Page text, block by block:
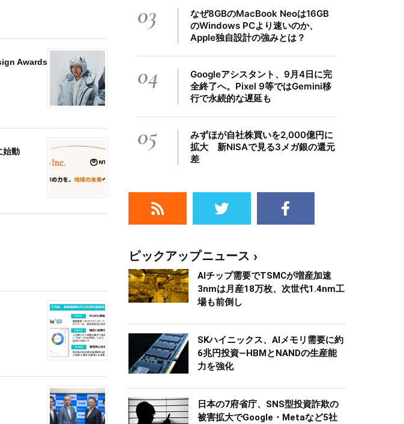
Awards
始動
03
なぜ8GBのMacBook Neoは16GB
のWindows PCより速いのか、
Apple独自設計の強みとは？
04
Googleアシスタント、9月4日に完
全終了へ。Pixel 9等ではGemini移
行で永続的な遅延も
05
みずほが自社株買いを2,000億円に
拡大 新NISAで見る3メガ銀の還元
差
ピックアップニュース
AIチップ需要でTSMCが増産加速
3nmは月産18万枚、次世代1.4nm工
場も前倒し
SKハイニックス、AIメモリ需要に約
6兆円投資―HBMとNANDの生産能
力を強化
日本の7府省庁、SNS型投資詐欺の
被害拡大でGoogle・Metaなど5社